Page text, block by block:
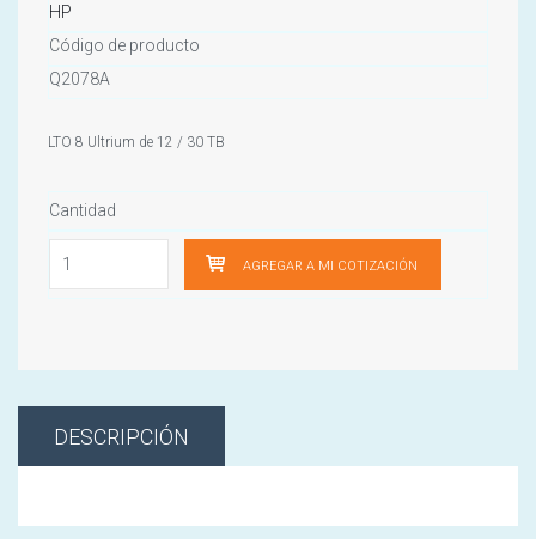
HP
Código de producto
Q2078A
LTO 8 Ultrium de 12 / 30 TB
Cantidad
AGREGAR A MI COTIZACIÓN
DESCRIPCIÓN